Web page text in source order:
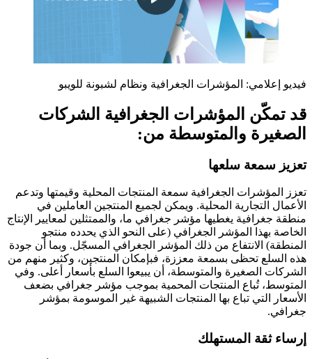
فيديو إعلامي: المؤشرات الجغرافية ونظام لشبونة للويبو
قد تمكّن المؤشرات الجغرافية الشركات
الصغيرة والمتوسطة من:
تعزيز سمعة سلعها
تعزز المؤشرات الجغرافية سمعة المنتجات المحلية وقيمتها وتدعم
الأعمال التجارية المحلية. ويمكن لجميع المنتجين العاملين في
منطقة جغرافية يغطيها مؤشر جغرافي ما، والممتثلين لمعايير الإنتاج
الخاصة بهذا المؤشر الجغرافي (على النحو الذي يحدده منتجو
المنطقة) الانتفاع من ذلك المؤشر الجغرافي المسجّل. وبما أن جودة
هذه السلع تحظى بسمعة معززة، فبإمكان المنتجين، وكثير منهم من
الشركات الصغيرة والمتوسطة، أن يبيعوا السلع بأسعار أعلى. وفي
المتوسط، تُباع المنتجات المحمية بموجب مؤشر جغرافي بضعف
الأسعار التي تباع بها المنتجات الشبيهة غير الموسومة بمؤشر
جغرافي.
إرساء ثقة المستهلك